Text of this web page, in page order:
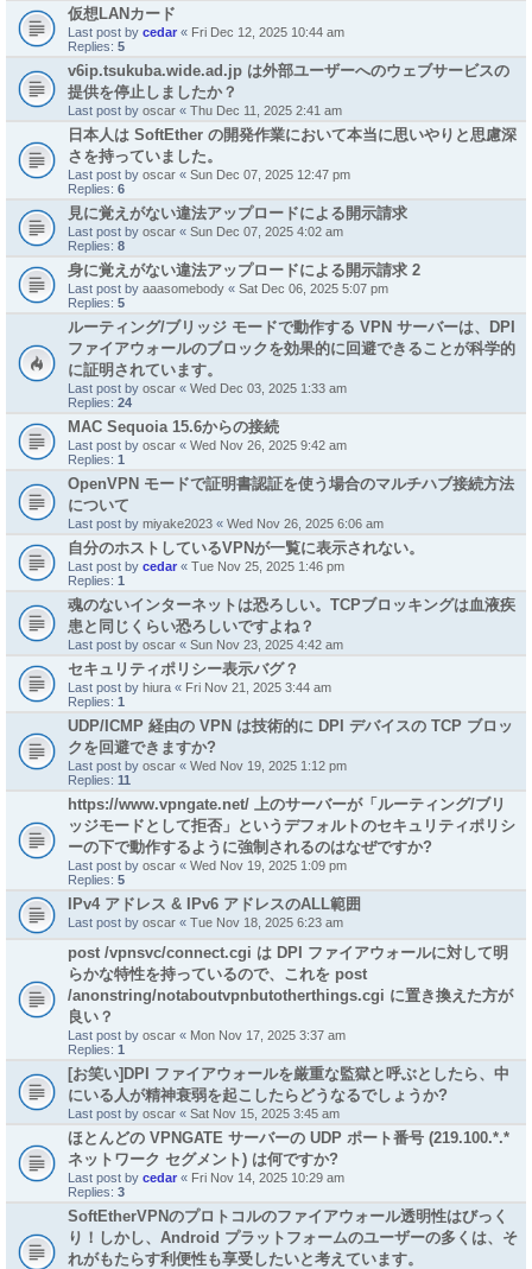
仮想LANカード
Last post by cedar « Fri Dec 12, 2025 10:44 am
Replies: 5
v6ip.tsukuba.wide.ad.jp は外部ユーザーへのウェブサービスの
提供を停止しましたか？
Last post by oscar « Thu Dec 11, 2025 2:41 am
日本人は SoftEther の開発作業において本当に思いやりと思慮深
さを持っていました。
Last post by oscar « Sun Dec 07, 2025 12:47 pm
Replies: 6
見に覚えがない違法アップロードによる開示請求
Last post by oscar « Sun Dec 07, 2025 4:02 am
Replies: 8
身に覚えがない違法アップロードによる開示請求 2
Last post by aaasomebody « Sat Dec 06, 2025 5:07 pm
Replies: 5
ルーティング/ブリッジ モードで動作する VPN サーバーは、DPI
ファイアウォールのブロックを効果的に回避できることが科学的
に証明されています。
Last post by oscar « Wed Dec 03, 2025 1:33 am
Replies: 24
MAC Sequoia 15.6からの接続
Last post by oscar « Wed Nov 26, 2025 9:42 am
Replies: 1
OpenVPN モードで証明書認証を使う場合のマルチハブ接続方法
について
Last post by miyake2023 « Wed Nov 26, 2025 6:06 am
自分のホストしているVPNが一覧に表示されない。
Last post by cedar « Tue Nov 25, 2025 1:46 pm
Replies: 1
魂のないインターネットは恐ろしい。TCPブロッキングは血液疾
患と同じくらい恐ろしいですよね？
Last post by oscar « Sun Nov 23, 2025 4:42 am
セキュリティポリシー表示バグ？
Last post by hiura « Fri Nov 21, 2025 3:44 am
Replies: 1
UDP/ICMP 経由の VPN は技術的に DPI デバイスの TCP ブロッ
クを回避できますか?
Last post by oscar « Wed Nov 19, 2025 1:12 pm
Replies: 11
https://www.vpngate.net/ 上のサーバーが「ルーティング/ブリ
ッジモードとして拒否」というデフォルトのセキュリティポリシ
ーの下で動作するように強制されるのはなぜですか?
Last post by oscar « Wed Nov 19, 2025 1:09 pm
Replies: 5
IPv4 アドレス & IPv6 アドレスのALL範囲
Last post by oscar « Tue Nov 18, 2025 6:23 am
post /vpnsvc/connect.cgi は DPI ファイアウォールに対して明
らかな特性を持っているので、これを post
/anonstring/notaboutvpnbutotherthings.cgi に置き換えた方が
良い？
Last post by oscar « Mon Nov 17, 2025 3:37 am
Replies: 1
[お笑い]DPI ファイアウォールを厳重な監獄と呼ぶとしたら、中
にいる人が精神衰弱を起こしたらどうなるでしょうか?
Last post by oscar « Sat Nov 15, 2025 3:45 am
ほとんどの VPNGATE サーバーの UDP ポート番号 (219.100.*.*
ネットワーク セグメント) は何ですか?
Last post by cedar « Fri Nov 14, 2025 10:29 am
Replies: 3
SoftEtherVPNのプロトコルのファイアウォール透明性はびっく
り！しかし、Android プラットフォームのユーザーの多くは、そ
れがもたらす利便性も享受したいと考えています。